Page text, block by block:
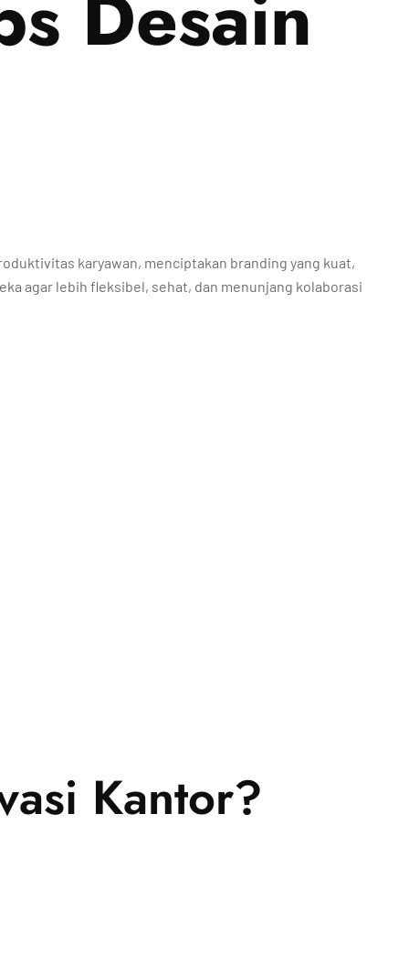
karyawan, menciptakan branding yang kuat,
agar lebih fleksibel, sehat, dan menunjang kolaborasi
Kantor?